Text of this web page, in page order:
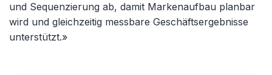
und Sequenzierung ab, damit Markenaufbau planbar
wird und gleichzeitig messbare Geschäftsergebnisse
unterstützt.»